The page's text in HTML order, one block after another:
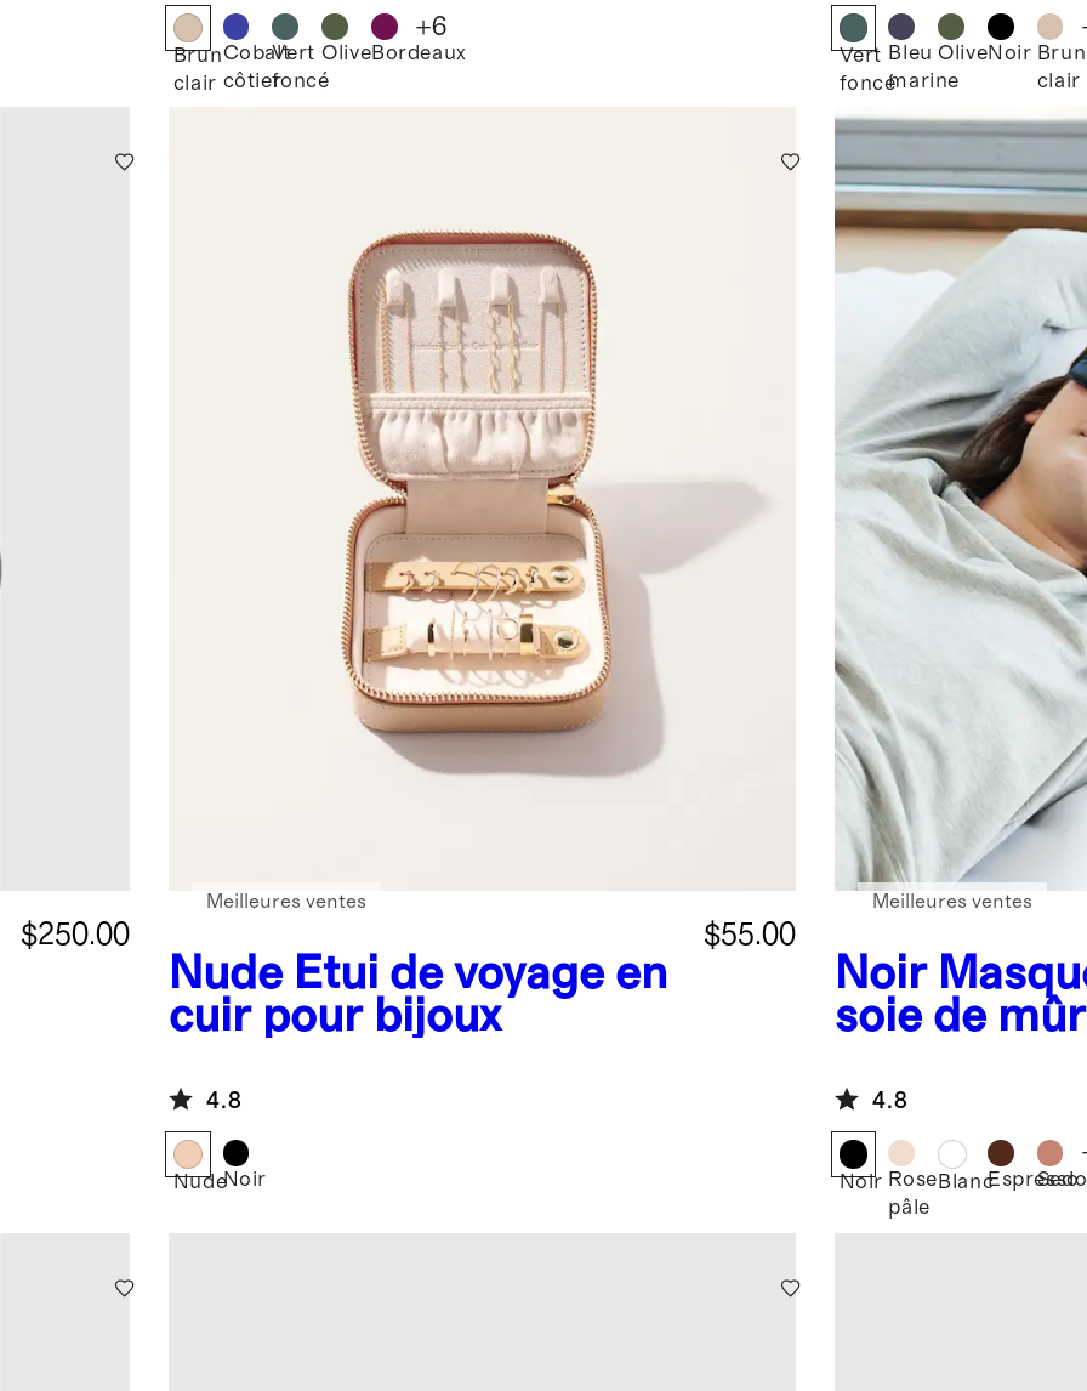
Brun
clair
Cobalt
côtier
Vert
foncé
OliveBordeaux
+6
Vert
foncé
Bleu
marine
OliveNoir Brun
clair
$250.00
Nude Étui de voyage en
cuir pour bijoux
$55.00
Meilleures ventes
4.8
NudeNoir
Noir
soie de
Meilleures ventes
4.8
Noir Rose
pâle
BlancEspresso